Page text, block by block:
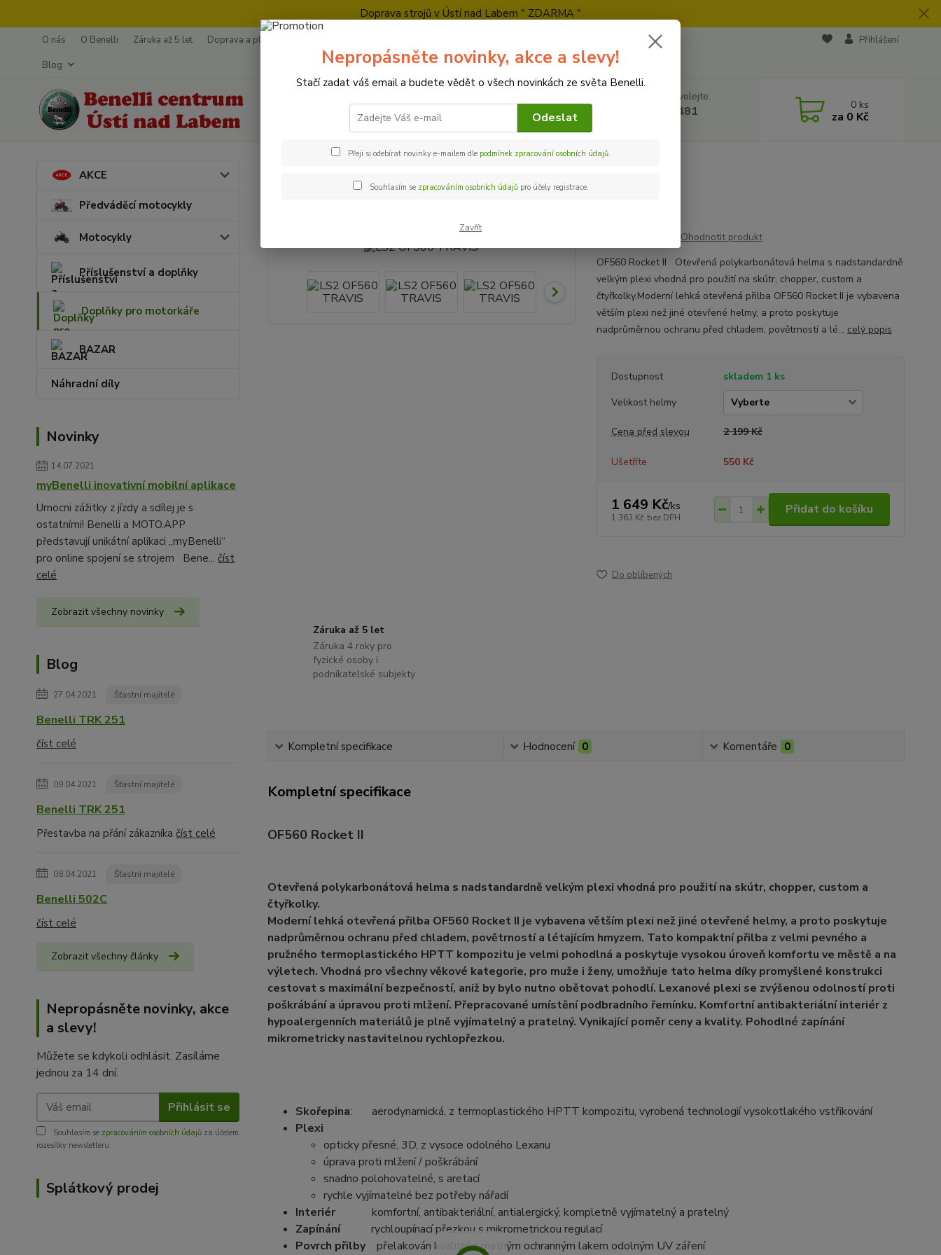
Doprava strojů v Ústí nad Labem " ZDARMA "
O nás O Benelli Záruka až 5 let Doprava a platba
Ochrana soukromí
Blog
Přihlášení
Hledat
Nevíte si rady? Zavolejte.
+420 728 500 481 0 ks
za 0 Kč
AKCE
Předváděcí motocykly
Motocykly
Příslušenství a doplňky
Doplňky pro motorkáře
BAZAR
Náhradní díly
Novinky
14.07.2021
myBenelli inovativní mobilní aplikace
Umocni zážitky z jízdy a sdílej je s
ostatními! Benelli a MOTO.APP
představují unikátní aplikaci „myBenelli“
pro online spojení se strojem Bene... číst
celé
Zobrazit všechny novinky
Blog
27.04.2021 Šťastní majitelé
Benelli TRK 251
číst celé
09.04.2021 Šťastní majitelé
Benelli TRK 251
Přestavba na přání zákazníka číst celé
08.04.2021 Šťastní majitelé
Benelli 502C
číst celé
Zobrazit všechny články
Nepropásněte novinky, akce
a slevy!
Můžete se kdykoli odhlásit. Zasíláme
jednou za 14 dní.
Přihlásit se
Souhlasím se zpracováním osobních údajů za účelem
rozesílky newsletteru.
Splátkový prodej
Ohodnotit produkt
OF560 Rocket II Otevřená polykarbonátová helma s nadstandardně
velkým plexi vhodná pro použití na skútr, chopper, custom a
čtyřkolky.Moderní lehká otevřená přilba OF560 Rocket II je vybavena
větším plexi než jiné otevřené helmy, a proto poskytuje
nadprůměrnou ochranu před chladem, povětrností a lé... celý popis
Dostupnost
skladem 1 ks
Velikost helmy
Cena před slevou 2 199 Kč
Ušetříte 550 Kč
1 649 Kč/ks
1 363 Kč bez DPH
Přidat do košíku
Do oblíbených
Záruka až 5 let
Záruka 4 roky pro
fyzické osoby i
podnikatelské subjekty
Kompletní specifikace Hodnocení 0 Komentáře 0
Kompletní specifikace
OF560 Rocket II
Otevřená polykarbonátová helma s nadstandardně velkým plexi vhodná pro použití na skútr, chopper, custom a
čtyřkolky.
Moderní lehká otevřená přilba OF560 Rocket II je vybavena větším plexi než jiné otevřené helmy, a proto poskytuje
nadprůměrnou ochranu před chladem, povětrností a létajícím hmyzem. Tato kompaktní přilba z velmi pevného a
pružného termoplastického HPTT kompozitu je velmi pohodlná a poskytuje vysokou úroveň komfortu ve městě a na
výletech. Vhodná pro všechny věkové kategorie, pro muže i ženy, umožňuje tato helma díky promyšlené konstrukci
cestovat s maximální bezpečností, aniž by bylo nutno obětovat pohodlí. Lexanové plexi se zvýšenou odolností proti
poškrábání a úpravou proti mlžení. Přepracované umístění podbradního řemínku. Komfortní antibakteriální interiér z
hypoalergenních materiálů je plně vyjímatelný a pratelný. Vynikající poměr ceny a kvality. Pohodlné zapínání
mikrometricky nastavitelnou rychlopřezkou.
Skořepina: aerodynamická, z termoplastického HPTT kompozitu, vyrobená technologií vysokotlakého vstřikování
Plexi
opticky přesné, 3D, z vysoce odolného Lexanu
úprava proti mlžení / poškrábání
snadno polohovatelné, s aretací
rychle vyjímatelné bez potřeby nářadí
Interiérkomfortní, antibakteriální, antialergický, kompletně vyjímatelný a pratelný
Zapínání
rychloupínací přezkou s mikrometrickou regulací
Povrch přilby přelakován kvalitním matným ochranným lakem odolným UV záření
Nepropásněte novinky, akce a slevy!
Stačí zadat váš email a budete vědět o všech novinkách ze světa Benelli.
Odeslat
Přeji si odebírat novinky e-mailem dle podmínek zpracování osobních údajů.
Souhlasím se zpracováním osobních údajůpro účely registrace.
Zavřít